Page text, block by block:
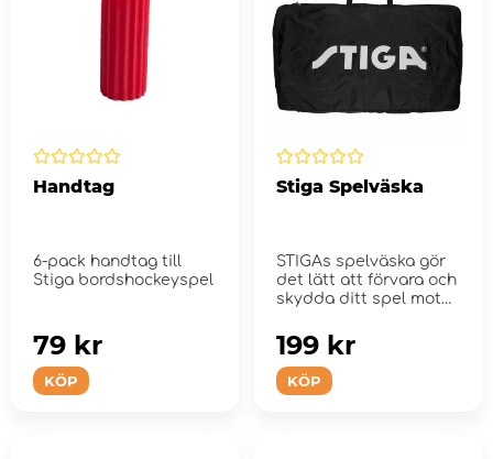
Handtag
6-pack handtag till
Stiga bordshockeyspel
KÖP
79 kr
Stiga Spelväska
STIGAs spelväska gör
det lätt att förvara och
skydda ditt spel mot
KÖP
199 kr